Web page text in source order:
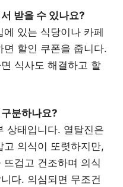
받을 수 있나요?
있는 식당이나 카페
할인 쿠폰을 줍니다.
식사도 해결하고 할
분하나요?
상태입니다. 열탈진은
의식이 또렷하지만,
겁고 건조하며 의식
다. 의심되면 무조건